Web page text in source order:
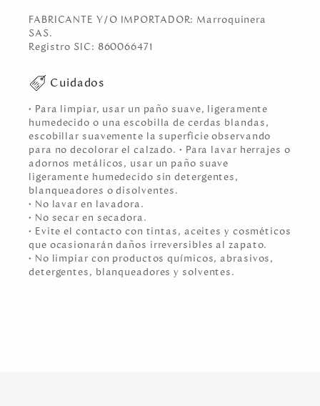
FABRICANTE Y/O IMPORTADOR: Marroquinera
SAS.
Registro SIC: 860066471
Cuidados
• Para limpiar, usar un paño suave, ligeramente
humedecido o una escobilla de cerdas blandas,
escobillar suavemente la superficie observando
para no decolorar el calzado. • Para lavar herrajes o
adornos metálicos, usar un paño suave
ligeramente humedecido sin detergentes,
blanqueadores o disolventes.
• No lavar en lavadora.
• No secar en secadora.
• Evite el contacto con tintas, aceites y cosméticos
que ocasionarán daños irreversibles al zapato.
• No limpiar con productos químicos, abrasivos,
detergentes, blanqueadores y solventes.